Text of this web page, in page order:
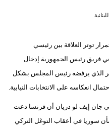
أزياء
علوم
توتر العلاقة بين رئيسي
فريق رئيس الجمهورية إدخال
الذي يرفضه رئيس المجلس بشكل
انعكاسه على الانتخابات النيابية.
جان إيف لو دريان أن فرنسا دعت
سوريا في أعقاب التوغل التركي